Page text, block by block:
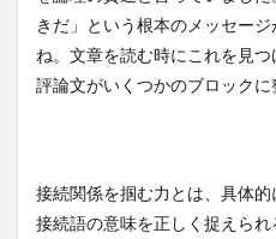
きだ」という根本のメッセー
ね。文章を読む時にこれを見
評論文がいくつかのブロックに
接続関係を掴む力とは、具体
接続語の意味を正しく捉えられ